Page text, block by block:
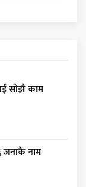
सोझै काम
जनाकै नाम